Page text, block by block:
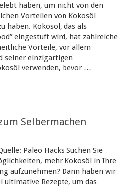
haben, um nicht von den
Vorteilen von Kokosöl
haben. Kokosöl, das als
eingestuft wird, hat zahlreiche
Vorteile, vor allem
seiner einzigartigen
verwenden, bevor …
Selbermachen
Paleo Hacks Suchen Sie
mehr Kokosöl in Ihre
aufzunehmen? Dann haben wir
ultimative Rezepte, um das